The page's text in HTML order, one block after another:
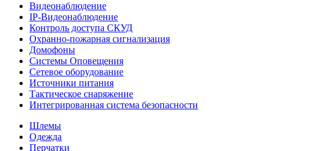
Видеонаблюдение
IP-Видеонаблюдение
Контроль доступа СКУД
Охранно-пожарная сигнализация
Домофоны
Системы Оповещения
Сетевое оборудование
Источники питания
Тактическое снаряжение
Интегрированная система безопасности
Шлемы
Одежда
Перчатки